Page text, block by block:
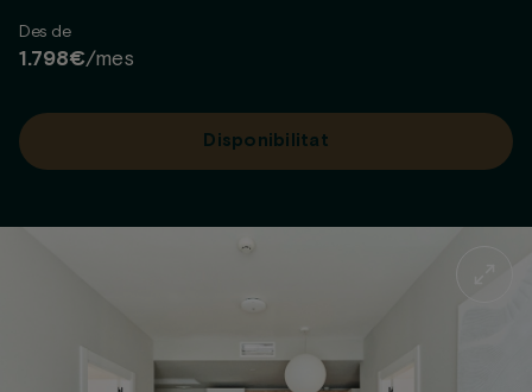
Des de
1.798€/mes
Disponibilitat